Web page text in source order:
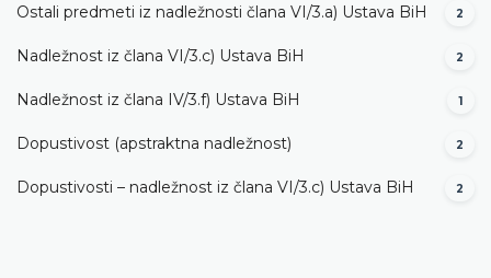
Ostali predmeti iz nadležnosti člana VI/3.а) Ustava BiH 2
Nadležnost iz člana VI/3.c) Ustava BiH 2
Nadležnost iz člana IV/3.f) Ustava BiH 1
Dopustivost (apstraktna nadležnost) 2
Dopustivosti – nadležnost iz člana VI/3.c) Ustava BiH 2